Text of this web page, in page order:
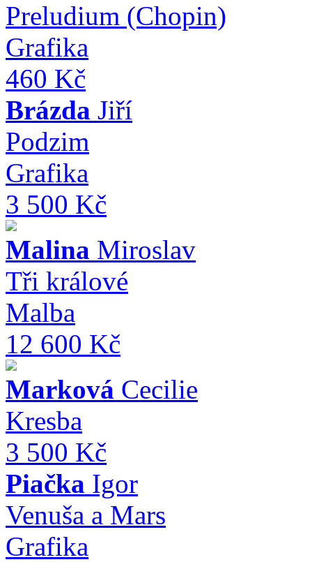
Preludium (Chopin)
Grafika
460 Kč
Brázda Jiří
Podzim
Grafika
3 500 Kč
Malina Miroslav
Tři králové
Malba
12 600 Kč
Marková Cecilie
Kresba
3 500 Kč
Piačka Igor
Venuša a Mars
Grafika